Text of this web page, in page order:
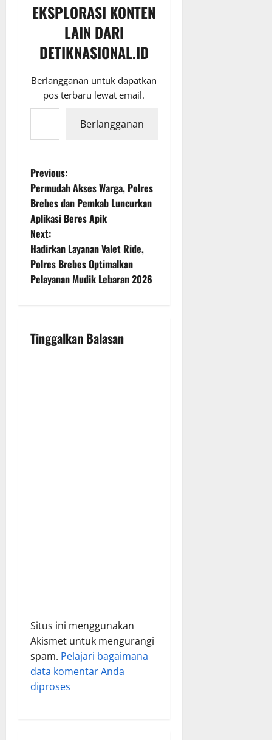
EKSPLORASI KONTEN
LAIN DARI
DETIKNASIONAL.ID
Berlangganan untuk dapatkan
pos terbaru lewat email.
Ketikkan email Anda...
Berlangganan
P
o
s
t
n
v
Previous:
Permudah Akses Warga, Polres
Brebes dan Pemkab Luncurkan
Aplikasi Beres Apik
Next:
Hadirkan Layanan Valet Ride,
Polres Brebes Optimalkan
Pelayanan Mudik Lebaran 2026
Tinggalkan Balasan
Situs ini menggunakan
Akismet untuk mengurangi
spam. Pelajari bagaimana
data komentar Anda
diproses